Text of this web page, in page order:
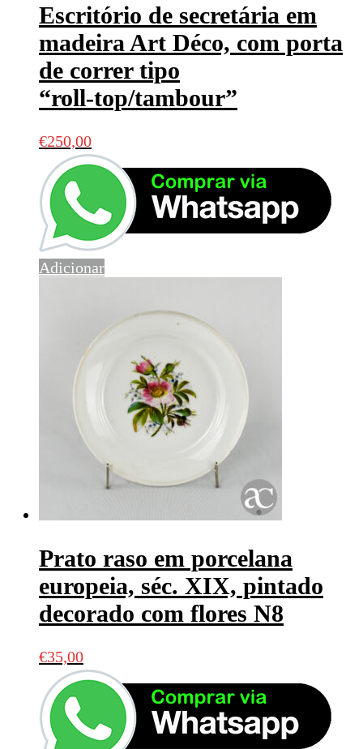
Escritório de secretária em
madeira Art Déco, com porta
de correr tipo
“roll‑top/tambour”
€250,00
Adicionar
Prato raso em porcelana
europeia, séc. XIX, pintado
decorado com flores N8
€35,00